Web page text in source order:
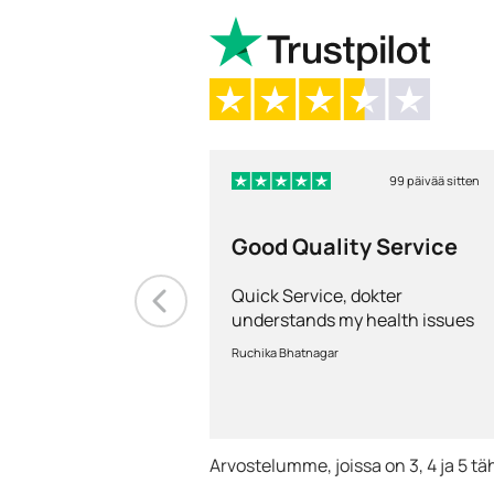
99 päivää sitten
Good Quality Service
Quick Service, dokter
understands my health issues
and good diagnosis
Ruchika Bhatnagar
Arvostelumme, joissa on 3, 4 ja 5